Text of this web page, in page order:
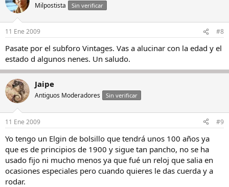
Milpostista Sin verificar
11 Ene 2009 #8
Pasate por el subforo Vintages. Vas a alucinar con la edad y el
estado d algunos nenes. Un saludo.
Jaipe
Antiguos Moderadores Sin verificar
11 Ene 2009 #9
Yo tengo un Elgin de bolsillo que tendrá unos 100 años ya
que es de principios de 1900 y sigue tan pancho, no se ha
usado fijo ni mucho menos ya que fué un reloj que salia en
ocasiones especiales pero cuando quieres le das cuerda y a
rodar.